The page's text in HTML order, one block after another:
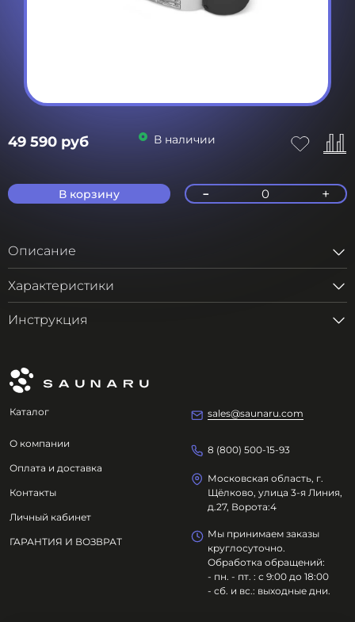
49 590 руб В наличии
В корзину - 0 +
Описание
Характеристики
Инструкция
Каталог
О компании
Оплата и доставка
Контакты
Личный кабинет
ГАРАНТИЯ И ВОЗВРАТ
sales@saunaru.com
8 (800) 500-15-93
Московская область, г.
Щёлково, улица 3-я Линия,
д.27, Ворота:4
Мы принимаем заказы
круглосуточно.
Обработка обращений:
- пн. - пт. : с 9:00 до 18:00
- сб. и вс.: выходные дни.